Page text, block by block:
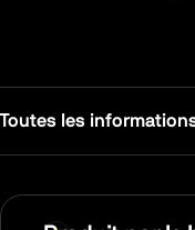
Toutes les